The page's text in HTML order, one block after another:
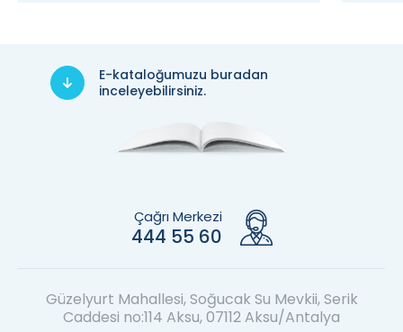
E-kataloğumuzu buradan
inceleyebilirsiniz.
Çağrı Merkezi
444 55 60
Güzelyurt Mahallesi, Soğucak Su Mevkii, Serik
Caddesi no:114 Aksu, 07112 Aksu/Antalya